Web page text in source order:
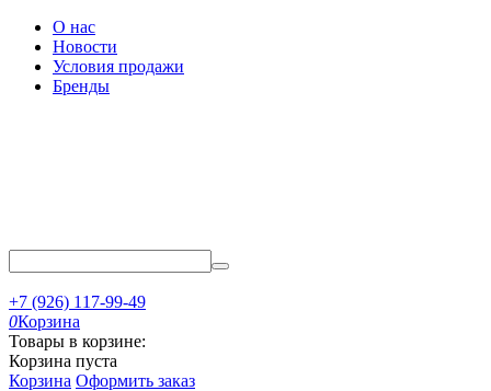
О нас
Новости
Условия продажи
Бренды
+7 (926) 117-99-49
0Корзина
Товары в корзине:
Корзина пуста
Корзина Оформить заказ